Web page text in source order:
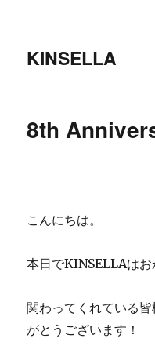
KINSELLA
8th
こんにちは。
本日でKINSELLAはお
関わってくれている
がとうございます！